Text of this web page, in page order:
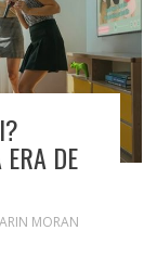
DE
MORAN